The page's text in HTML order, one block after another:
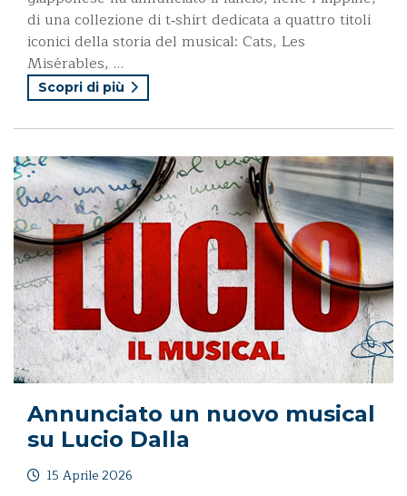
di una collezione di t‑shirt dedicata a quattro titoli
iconici della storia del musical: Cats, Les
Misérables, …
Scopri di più
Annunciato un nuovo musical
su Lucio Dalla
15 Aprile 2026